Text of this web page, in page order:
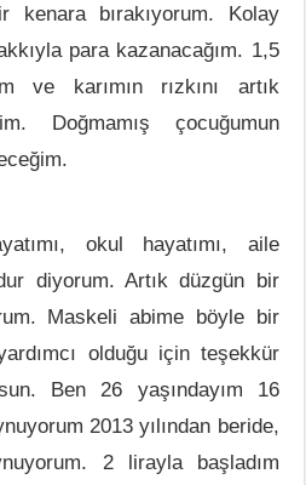
bırakıyorum. Kolay
para kazanacağım. 1,5
ve karımın rızkını artık
Doğmamış çocuğumun
okul hayatımı, aile
diyorum. Artık düzgün bir
Maskeli abime böyle bir
olduğu için teşekkür
Ben 26 yaşındayım 16
2013 yılından beride,
2 lirayla başladım